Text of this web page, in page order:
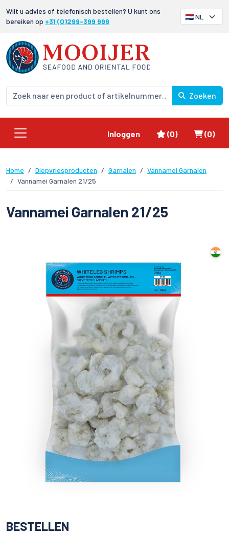
Wilt u advies of telefonisch bestellen? U kunt ons
bereiken op +31 (0)299-399 999
Zoeken
Inloggen Favorieten
(0) (0)
Home Diepvriesproducten Garnalen
Vannamei Garnalen
Vannamei Garnalen 21/25
Vannamei Garnalen 21/25
BESTELLEN